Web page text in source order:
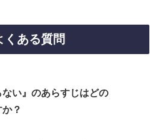
くある質問
ない』のあらすじはどの
？